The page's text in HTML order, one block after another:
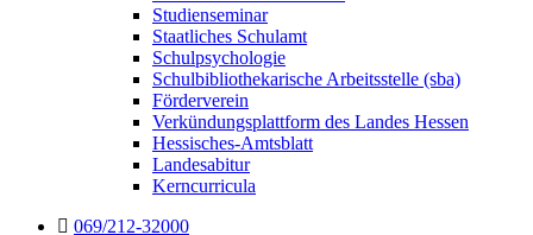
Studienseminar
Staatliches Schulamt
Schulpsychologie
Schulbibliothekarische Arbeitsstelle (sba)
Förderverein
Verkündungsplattform des Landes Hessen
Hessisches-Amtsblatt
Landesabitur
Kerncurricula
069/212-32000